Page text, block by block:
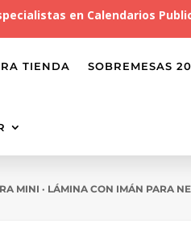
en Calendarios
TIENDA SOBREMESAS
MINI · LÁMINA CON IMÁN PARA